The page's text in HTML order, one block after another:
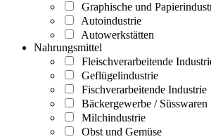
Graphische und
Autoindustrie
Autowerkstätten
Nahrungsmittel
Fleischverarbeitende
Geflügelindustrie
Fischverarbeitende Industrie
Bäckergewerbe / Süsswaren
Milchindustrie
Obst und Gemüse